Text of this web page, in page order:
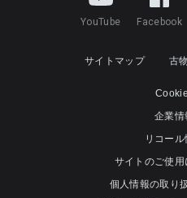
YouTube Facebook
サイトマップ 古
企業情
リコール
サイトのご使
個人情報の取り